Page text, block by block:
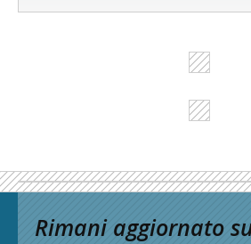
Rimani aggiornato